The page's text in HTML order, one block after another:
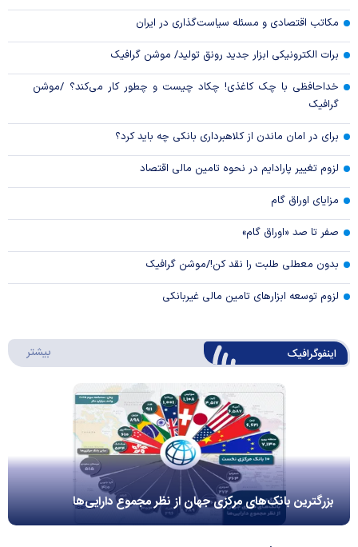
مکاتب اقتصادی و مسئله سیاست‌گذاری در ایران
برات الکترونیکی ابزار جدید رونق تولید/ موشن گرافیک
خداحافظی با چک کاغذی! چکاد چیست و چطور کار می‌کند؟ /موشن
گرافیک
برای در امان ماندن از کلاهبرداری بانکی چه باید کرد؟
لزوم تغییر پارادایم در نحوه تامین مالی اقتصاد
مزایای اوراق گام
صفر تا صد «اوراق گام»
بدون معطلی طلبت را نقد کن!/موشن گرافیک
لزوم توسعه ابزارهای تامین مالی غیربانکی
اینفوگرافیک بیشتر
بزرگترین بانک‌های مرکزی جهان از نظر مجموع دارایی‌ها